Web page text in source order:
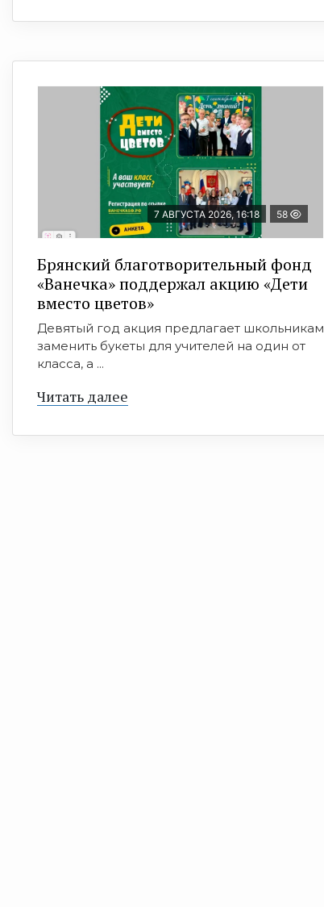
7 АВГУСТА 2026, 16:18 58
Брянский благотворительный фонд
«Ванечка» поддержал акцию «Дети
вместо цветов»
Девятый год акция предлагает школьникам
заменить букеты для учителей на один от
класса, а ...
Читать далее